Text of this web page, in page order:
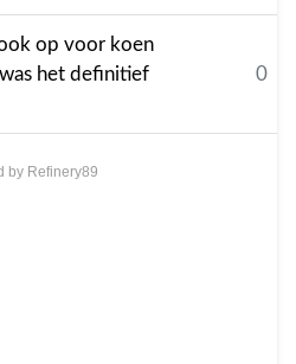
op voor koen
het definitief
0
by Refinery89